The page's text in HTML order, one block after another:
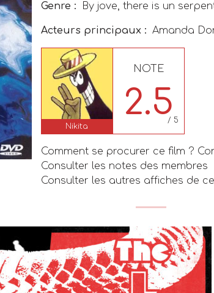
Genre : By jove, there is un
Acteurs principaux : Amanda
Nikita
NOTE
2.5/ 5
Comment se procurer ce film ?
Consulter les notes des membres
Consulter les autres affiches de